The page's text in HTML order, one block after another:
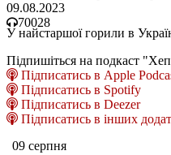
09.08.2023
70028
У найстаршої горили в
Підпишіться на подкаст
Підписатись в Apple
Підписатись в Spotify
Підписатись в Deezer
Підписатись в інших
09 серпня